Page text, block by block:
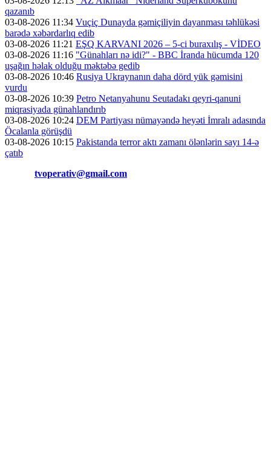
qazanıb
03-08-2026 11:34 Vuçiç Dunayda gəmiçiliyin dayanması təhlükəsi
barədə xəbərdarlıq edib
03-08-2026 11:21 EŞQ KARVANI 2026 – 5-ci buraxılış - VİDEO
03-08-2026 11:16 "Günahları nə idi?" - BBC İranda hücumda 120
uşağın həlak olduğu məktəbə gedib
03-08-2026 10:46 Rusiya Ukraynanın daha dörd yük gəmisini
vurdu
03-08-2026 10:39 Petro Netanyahunu Seutadakı qeyri-qanuni
miqrasiyada günahlandırıb
03-08-2026 10:24 DEM Partiyası nümayəndə heyəti İmralı adasında
Öcalanla görüşdü
03-08-2026 10:15 Pakistanda terror aktı zamanı ölənlərin sayı 14-ə
çatıb
tvoperativ@gmail.com